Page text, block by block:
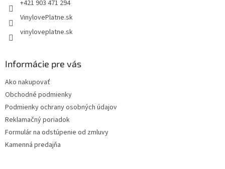
+421 903 471 294
VinylovePlatne.sk
vinyloveplatne.sk
Informácie pre vás
Ako nakupovať
Obchodné podmienky
Podmienky ochrany osobných údajov
Reklamačný poriadok
Formulár na odstúpenie od zmluvy
Kamenná predajňa